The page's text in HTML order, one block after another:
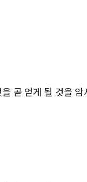
곧 얻게 될 것을